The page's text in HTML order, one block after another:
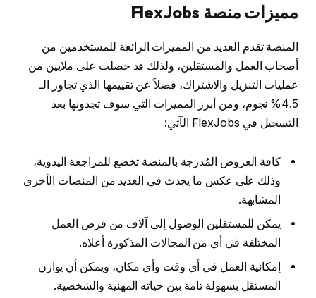
مميزات منصة FlexJobs
المنصة تقدم العديد من المميزات الرائعة للمستخدمين من
أصحاب العمل والمستقلين، ولذلك قد حصلت على ملايين من
عمليات التنزيل والاشتراك، فضلاً عن تقييمها الذي تجاوز الـ
4.5% نجوم، ومن أبرز المميزات التي سوف تجدونها بعد
التسجيل في FlexJobs الآتي:
كافة العروض المُدرجة بالمنصة تخضع للمراجعة اليدوية،
وذلك على عكس ما يحدث في العديد من المنصات الأخرى
المشابهة.
يمكن للمستقلين الوصول إلى آلاف من فرص العمل
المختلفة في أي من المجالات المذكورة أعلاه.
إمكانية العمل في أي وقت وأي مكان، ويمكن أن يوازن
المستقل بسهولة تامة بين حياته المهنية والشخصية.